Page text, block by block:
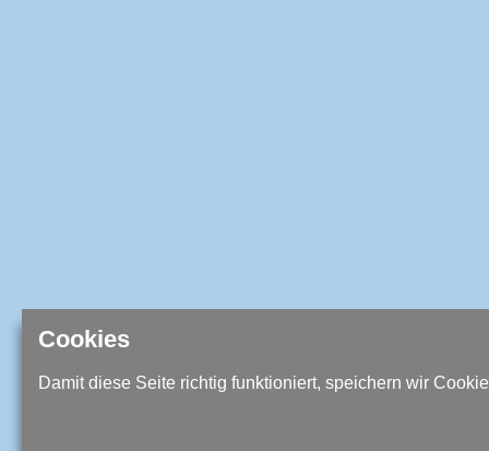
Cookies
Damit diese Seite richtig funktioniert, speichern wir